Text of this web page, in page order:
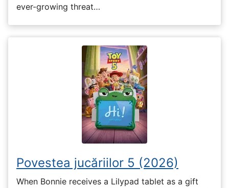
ever-growing threat…
Povestea jucăriilor 5 (2026)
When Bonnie receives a Lilypad tablet as a gift